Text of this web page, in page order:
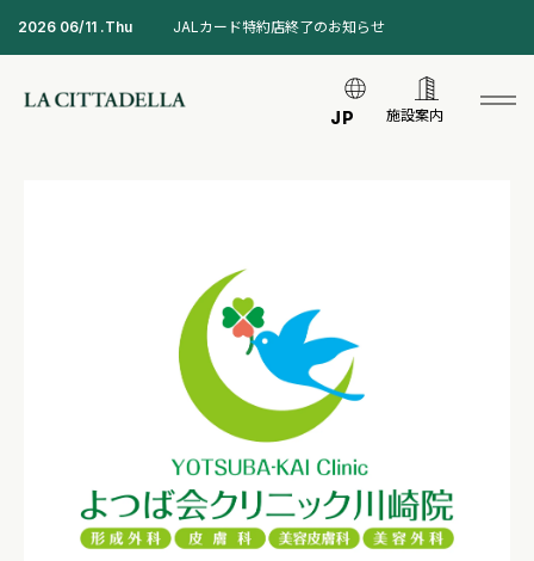
2026 06/11 .Thu JALカード特約店終了のお知らせ
JP 施設案内